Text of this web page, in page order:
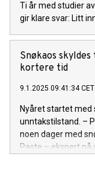
Ti år med studier
gir klare svar: Litt
Snøkaos
kortere tid
9.1.2025 09:41:34 CET
Nyåret startet med
unntakstilstand. –
noen dager med
Paste – ekspert på